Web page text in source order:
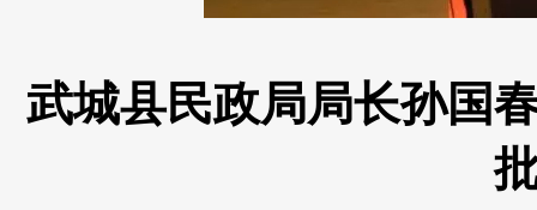
武城县民政局局长孙国